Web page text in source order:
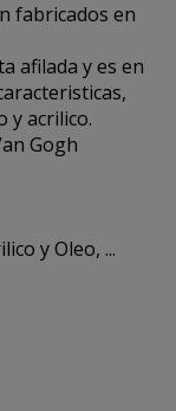
fabricados en
afilada y es en
y acrilico.
Gogh
y Oleo, ...